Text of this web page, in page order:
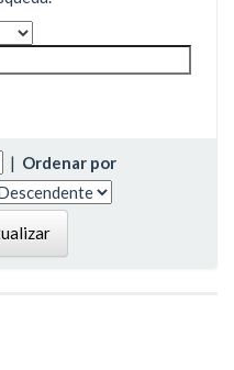
| Ordenar por